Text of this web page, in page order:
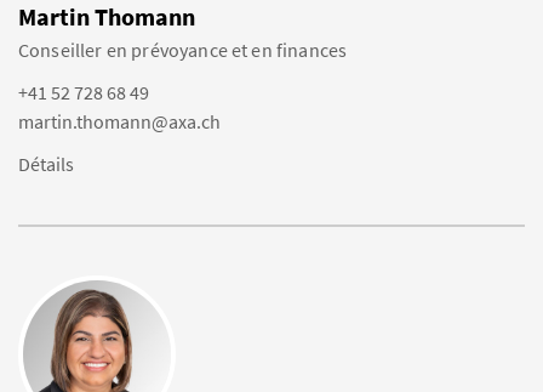
Martin Thomann
Conseiller en prévoyance et en finances
+41 52 728 68 49
martin.thomann@axa.ch
Détails